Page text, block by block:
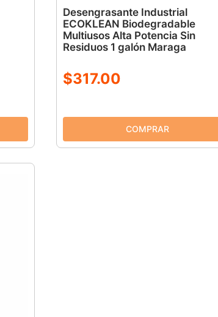
Desengrasante Industrial
ECOKLEAN Biodegradable
Multiusos Alta Potencia Sin
Residuos 1 galón Maraga
$317.00